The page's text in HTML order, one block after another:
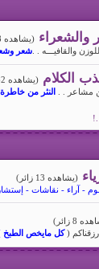
والشعراء (يشاهده 18 زائر)
والقافيـــه . .شعر
الكلام (يشاهده 32 زائر)
مشاعر . .
النثر من
(يشاهده 13 زائر)
- آراء - نقاشات -
8 زائر)
(كل مايخص الطبخ